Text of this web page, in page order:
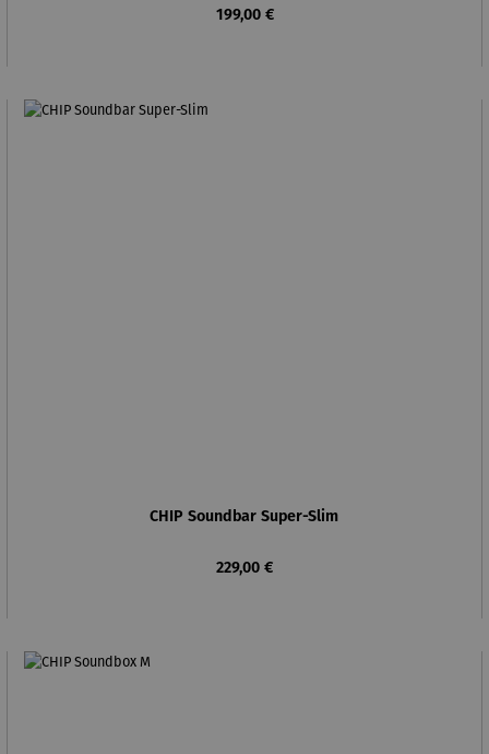
Regulärer Preis:
199,00 €
CHIP Soundbar Super-Slim
Regulärer Preis:
229,00 €